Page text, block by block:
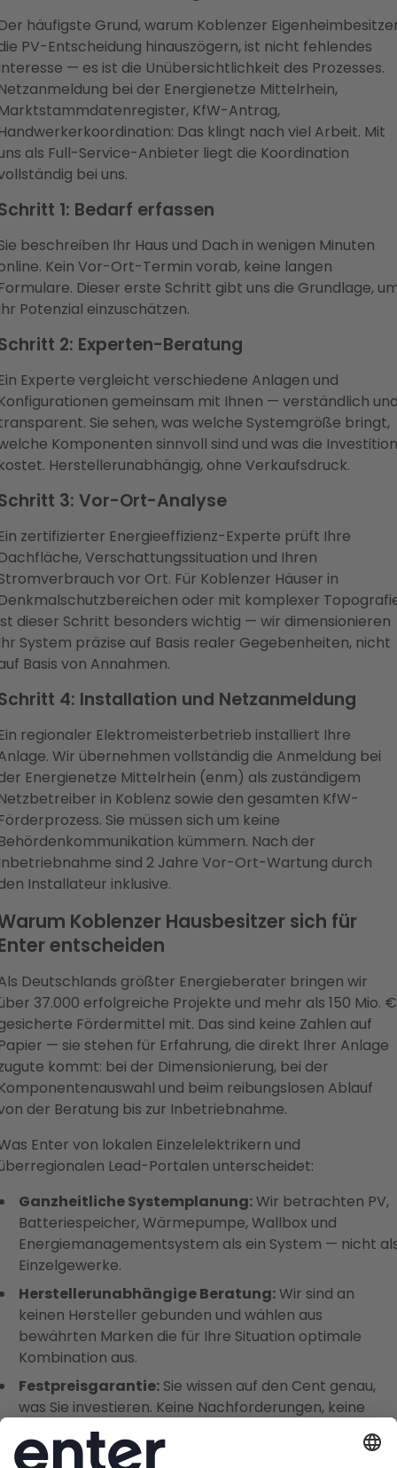
häufigste Grund, warum Koblenzer
PV-Entscheidung hinauszögern, ist nicht fehlendes
— es ist die Unübersichtlichkeit des Prozesses.
bei der Energienetze Mittelrhein,
KfW-Antrag,
Das klingt nach viel Arbeit. Mit
als Full-Service-Anbieter liegt die Koordination
bei uns.
1: Bedarf erfassen
beschreiben Ihr Haus und Dach in wenigen Minuten
Kein Vor-Ort-Termin vorab, keine langen
Dieser erste Schritt gibt uns die Grundlage,
Potenzial einzuschätzen.
2: Experten-Beratung
Experte vergleicht verschiedene Anlagen und
gemeinsam mit Ihnen — verständlich
Sie sehen, was welche Systemgröße bringt,
Komponenten sinnvoll sind und was die Investition
Herstellerunabhängig, ohne Verkaufsdruck.
3: Vor-Ort-Analyse
zertifizierter Energieeffizienz-Experte prüft Ihre
Verschattungssituation und Ihren
vor Ort. Für Koblenzer Häuser in
oder mit komplexer
dieser Schritt besonders wichtig — wir dimensionieren
System präzise auf Basis realer Gegebenheiten, nicht
Basis von Annahmen.
4: Installation und Netzanmeldung
regionaler Elektromeisterbetrieb installiert Ihre
Wir übernehmen vollständig die Anmeldung bei
Energienetze Mittelrhein (enm) als zuständigem
in Koblenz sowie den gesamten KfW-
Sie müssen sich um keine
kümmern. Nach der
sind 2 Jahre Vor-Ort-Wartung durch
Installateur inklusive.
Koblenzer Hausbesitzer sich für
entscheiden
Deutschlands größter Energieberater bringen wir
37.000 erfolgreiche Projekte und mehr als 150 Mio. €
Fördermittel mit. Das sind keine Zahlen auf
— sie stehen für Erfahrung, die direkt Ihrer Anlage
kommt: bei der Dimensionierung, bei der
und beim reibungslosen Ablauf
der Beratung bis zur Inbetriebnahme.
Enter von lokalen Einzelelektrikern und
Lead-Portalen unterscheidet:
Ganzheitliche Systemplanung:Wir betrachten PV,
Batteriespeicher, Wärmepumpe, Wallbox und
Energiemanagementsystem als ein System — nicht
Einzelgewerke.
Herstellerunabhängige Beratung:Wir sind an
keinen Hersteller gebunden und wählen aus
bewährten Marken die für Ihre Situation optimale
Kombination aus.
Festpreisgarantie:Sie wissen auf den Cent genau,
was Sie investieren. Keine Nachforderungen, keine
Überraschungen.
Fördergarantie:Wir übernehmen vollständig die